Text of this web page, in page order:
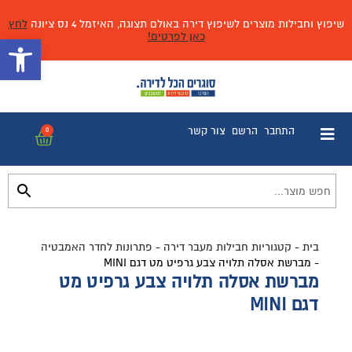
שיפוץ וחבילות מוצרים לשיפוץ דירה באולם תצוגה, האיזמל 4 נס ציונה
לחץ
כאן לפרטים!
התחבר הרשם צור קשר 0
בית - קטגוריות חבילות מעבר דירה - פתרונות לחדר האמבטיה
- מברשת אסלה תלויה צבע גרפיט מט דגם MINI
מברשת אסלה תלויה צבע גרפיט מט
דגם MINI